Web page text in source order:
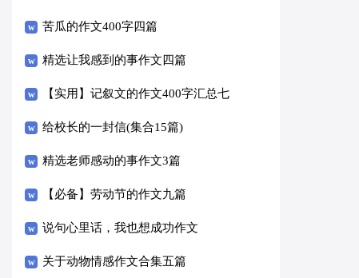
苦瓜的作文400字四篇
精选让我感到的事作文四篇
【实用】记叙文的作文400字汇总七
篇
给校长的一封信(集合15篇)
精选老师感动的事作文3篇
【必备】劳动节的作文九篇
说句心里话，我也想成功作文
关于动物情感作文合集五篇